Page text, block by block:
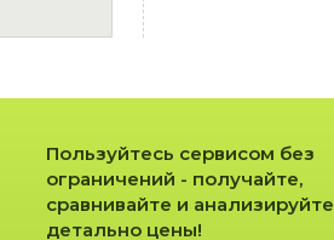
Пользуйтесь сервисом без
ограничений - получайте,
сравнивайте и анализируйте
детально цены!